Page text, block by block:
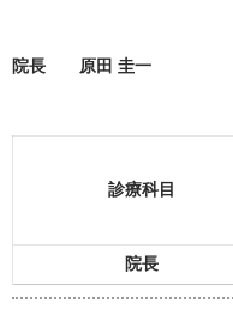
院長 原田 圭一
診療科目
院長